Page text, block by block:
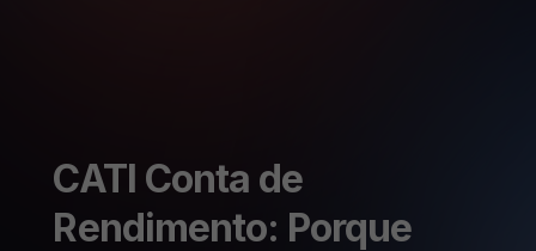
CATI Conta de
Rendimento: Porque